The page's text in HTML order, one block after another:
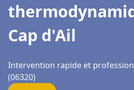
Cap d'Ail
Intervention rapide et
(06320)